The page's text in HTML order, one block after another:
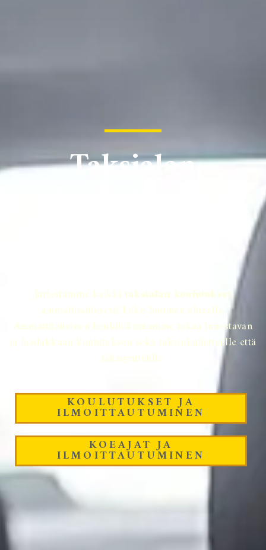
Taksialan
Järjestämme kaikki taksialan koulutukset
ammattitaitoisesti koko Suomen alueella.
Ammattitaitoinen henkilökuntamme takaa innostavan
ja laadukkaan koulutuksen sekä taksinkuljettajille että
taksiyrittäjille.
KOULUTUKSET JA
ILMOITTAUTUMINEN
KOEAJAT JA
ILMOITTAUTUMINEN